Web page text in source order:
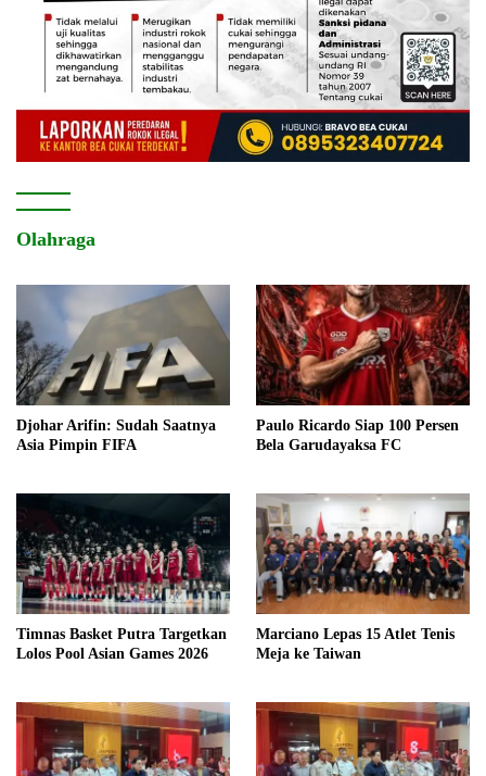
Olahraga
Djohar Arifin: Sudah Saatnya
Asia Pimpin FIFA
Paulo Ricardo Siap 100 Persen
Bela Garudayaksa FC
Timnas Basket Putra Targetkan
Lolos Pool Asian Games 2026
Marciano Lepas 15 Atlet Tenis
Meja ke Taiwan